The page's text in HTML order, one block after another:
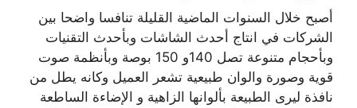
أصبح خلال السنوات الماضية القليلة تنافسا واضحا بين
الشركات في انتاج أحدث الشاشات وبأحدث التقنيات
وبأحجام متنوعة تصل 140و 150 بوصة وبأنظمة صوت
قوية وصورة والوان طبيعية تشعر العميل وكانه يطل من
نافذة ليرى الطبيعة بألوانها الزاهية و الإضاءة الساطعة